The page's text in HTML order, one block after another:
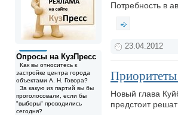
Опросы на КузПресс
Как вы относитесь к
застройке центра города
объектами А. Н. Говора?
За какую из партий вы бы
проголосовали, если бы
"выборы" проводились
сегодня?
Потребность в
23.04.2012
Приоритеты
Новый глава
предстоит